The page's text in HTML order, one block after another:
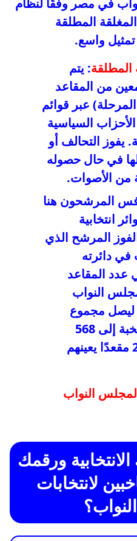
في مصر وفقًا لنظام
المطلقة
تمثيل واسع.
المطلقة: يتم
من المقاعد
المرحلة) عبر قوائم
السياسية
يفوز التحالف أو
في حال حصوله
من الأصوات.
المرشحون هنا
انتخابية
المرشح الذي
في دائرته
عدد المقاعد
النواب
مقعدًا، ليصل مجموع
مقاعد المجلس المنتخبة إلى 568
مقعدًا، يضاف إليها 28 مقعدًا يعينهم
لمجلس النواب
ورقمك
لانتخابات